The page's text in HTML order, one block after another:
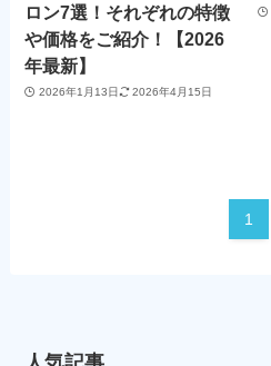
ロン7選！それぞれの特徴
や価格をご紹介！【2026
年最新】
2026年1月13日 2026年4月15日
1